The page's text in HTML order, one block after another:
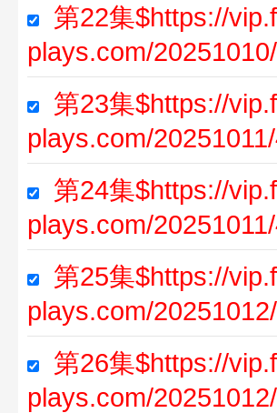
第22集$https://
plays.com/
第23集$https://
plays.com/
第24集$https://
plays.com/
第25集$https://
plays.com/
第26集$https://
plays.com/